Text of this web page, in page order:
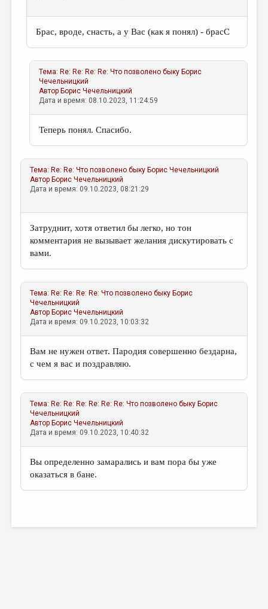
Брас, вроде, снасть, а у Вас (как я понял) - брасС
Тема: Re: Re: Re: Re: Что позволено быку Борис
Чечельницкий
Автор Борис Чечельницкий
Дата и время: 08.10.2023, 11:24:59
Теперь понял. Спасибо.
Тема: Re: Re: Что позволено быку Борис Чечельницкий
Автор Борис Чечельницкий
Дата и время: 09.10.2023, 08:21:29
Затруднит, хотя ответил бы легко, но тон
комментария не вызывает желания дискутировать с
вами.
Тема: Re: Re: Re: Re: Что позволено быку Борис
Чечельницкий
Автор Борис Чечельницкий
Дата и время: 09.10.2023, 10:03:32
Вам не нужен ответ. Пародия совершенно бездарна,
с чем я вас и поздравляю.
Тема: Re: Re: Re: Re: Re: Re: Что позволено быку Борис
Чечельницкий
Автор Борис Чечельницкий
Дата и время: 09.10.2023, 10:40:32
Вы определенно замарались и вам пора бы уже
оказаться в бане.